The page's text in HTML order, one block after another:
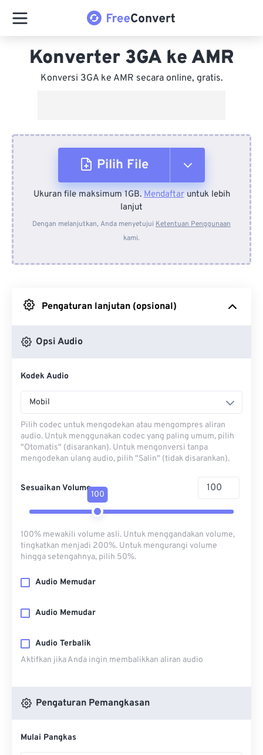
Konverter 3GA ke AMR
Konversi 3GA ke AMR secara online, gratis.
Pilih File
Dari Perangkat
Dari Dropbox
Ukuran file maksimum 1GB.Mendaftaruntuk lebih
lanjut
Dengan melanjutkan, Anda menyetujui Ketentuan Penggunaan
kami.
Pengaturan lanjutan (opsional)
Opsi Audio
Kodek Audio
Mobil
Pilih codec untuk mengodekan atau mengompres aliran
audio. Untuk menggunakan codec yang paling umum, pilih
"Otomatis" (disarankan). Untuk mengonversi tanpa
mengodekan ulang audio, pilih "Salin" (tidak disarankan).
Sesuaikan Volume
100
100% mewakili volume asli. Untuk menggandakan volume,
tingkatkan menjadi 200%. Untuk mengurangi volume
hingga setengahnya, pilih 50%.
Audio Memudar
Audio Memudar
Audio Terbalik
Aktifkan jika Anda ingin membalikkan aliran audio
Pengaturan Pemangkasan
Mulai Pangkas